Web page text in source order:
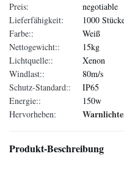
Preis:
negotiable
Lieferfähigkeit:
1000
Farbe::
Weiß
Nettogewicht::
15kg
Lichtquelle::
Xenon
Windlast::
80m/s
Schutz-Standard::
IP65
Energie::
150w
Hervorheben:
Produkt-Beschreibung